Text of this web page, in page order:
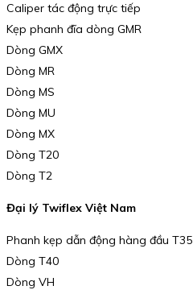
Caliper tác động trực tiếp
Kẹp phanh đĩa dòng GMR
Dòng GMX
Dòng MR
Dòng MS
Dòng MU
Dòng MX
Dòng T20
Dòng T2
Đại lý Twiflex Việt Nam
Phanh kẹp dẫn động hàng đầu T35
Dòng T40
Dòng VH